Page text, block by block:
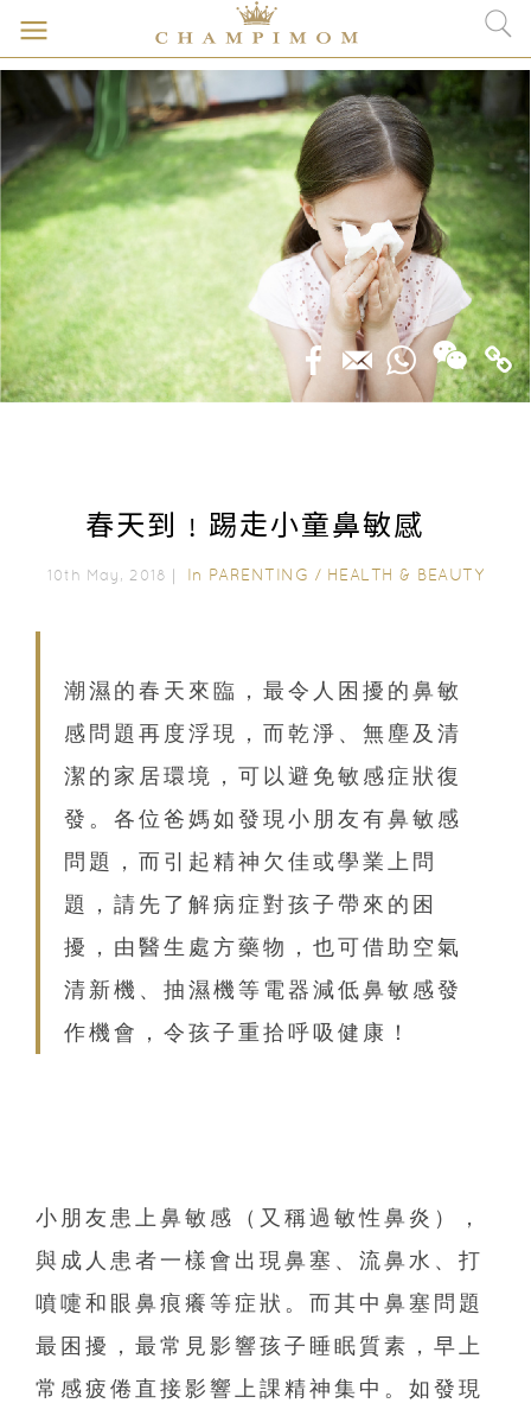
春天到﹗踢走小童鼻敏感
10th May, 2018｜ In PARENTING / HEALTH & BEAUTY
潮濕的春天來臨，最令人困擾的鼻敏
感問題再度浮現，而乾淨、 無塵及清
潔的家居環境，可以避免敏感症狀復
發。 各位爸媽如發現小朋友有鼻敏感
問題， 而引起精神欠佳或學業上問
題，請先了解病症對孩子帶來的困
擾，由醫生處方藥物，也可借助空氣
清新機、 抽濕機等電器減低鼻敏感發
作機會， 令孩子重拾呼吸健康！
小朋友患上鼻敏感（又稱過敏性鼻炎），
與成人患者一樣會出現鼻塞、流鼻水、打
噴嚏和眼鼻痕癢等症狀。 而其中鼻塞問題
最困擾，最常見影響孩子睡眠質素， 早上
常感疲倦直接影響上課精神集中。如發現